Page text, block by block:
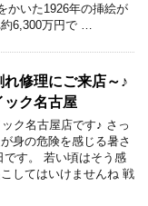
かいた1926年の挿絵が
6,300万円で …
修理にご来店～♪
ック名古屋
ク名古屋店です♪ さっ
身の危険を感じる暑さ
す。 若い頃はそう感
してはいけませんね 戦